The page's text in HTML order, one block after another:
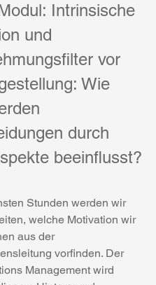
Intrinsische
und
vor
Wie
durch
beeinflusst?
Stunden werden wir
welche Motivation wir
aus der
vorfinden. Der
Management wird